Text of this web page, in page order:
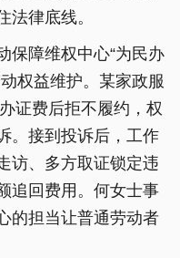
法律底线。
障维权中心“为民办
权益维护。某家政服
证费后拒不履约，权
。接到投诉后，工作
访、多方取证锁定违
追回费用。何女士事
的担当让普通劳动者